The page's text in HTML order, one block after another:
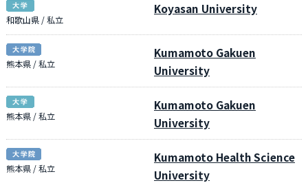
和歌山県 / 私立
Koyasan University
熊本県 / 私立
Kumamoto Gakuen
University
熊本県 / 私立
Kumamoto Gakuen
University
熊本県 / 私立
Kumamoto Health Science
University